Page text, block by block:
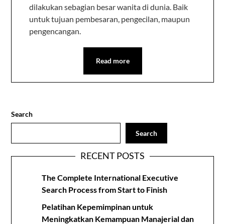
dilakukan sebagian besar wanita di dunia. Baik
untuk tujuan pembesaran, pengecilan, maupun
pengencangan.
Read more
Search
Search
RECENT POSTS
The Complete International Executive
Search Process from Start to Finish
Pelatihan Kepemimpinan untuk
Meningkatkan Kemampuan Manajerial dan